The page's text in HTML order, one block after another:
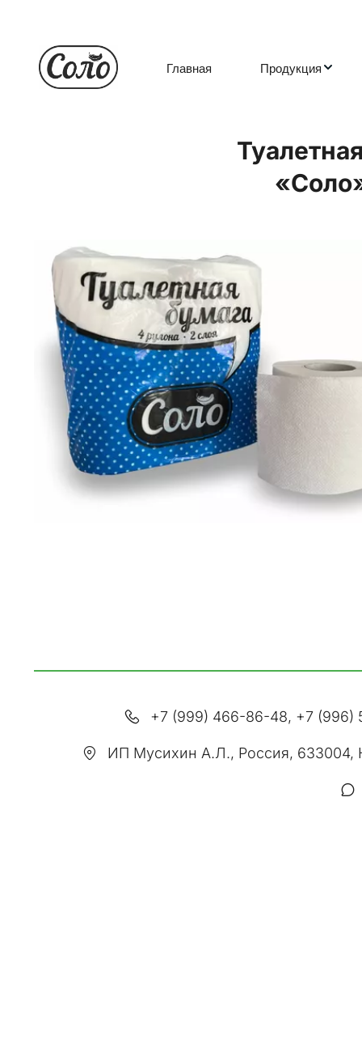
Главная Продукция
+7 (999) 466-86-48, +7 (996)
ИП Мусихин А.Л., Россия, 633004,